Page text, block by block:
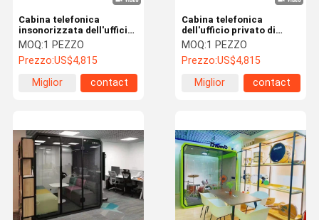
Cabina telefonica
insonorizzata dell'ufficio
con ventilazione ed il
sistema di CA
MOQ:1 PEZZO
Prezzo:US$4,815
Miglior
contact
Cabina telefonica
dell'ufficio privato di
silenzio con area di
lavoro 3.06sqm
MOQ:1 PEZZO
Prezzo:US$4,815
Miglior
contact